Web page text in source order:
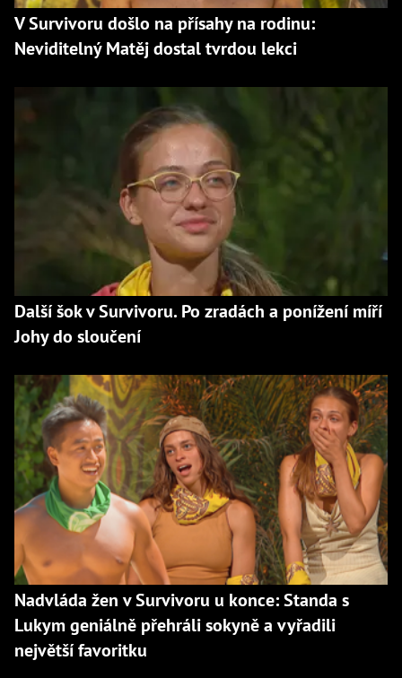
V Survivoru došlo na přísahy na rodinu:
Neviditelný Matěj dostal tvrdou lekci
Další šok v Survivoru. Po zradách a ponížení míří
Johy do sloučení
Nadvláda žen v Survivoru u konce: Standa s
Lukym geniálně přehráli sokyně a vyřadili
největší favoritku